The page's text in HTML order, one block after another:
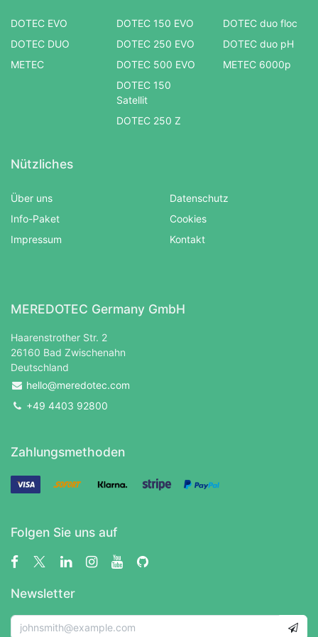
DOTEC EVO
DOTEC DUO
METEC
DOTEC 150 EVO
DOTEC 250 EVO
DOTEC 500 EVO
DOTEC 150
Satellit
DOTEC 250 Z
DOTEC duo floc
DOTEC duo pH
METEC 6000p
Nützliches
Über uns
Info-Paket
Impressum
Datenschutz
Cookies
Kontakt
MEREDOTEC Germany GmbH
Haarenstrother Str. 2
26160 Bad Zwischenahn
Deutschland
hello@meredotec.com
+49 4403 92800
Zahlungsmethoden
Folgen Sie uns auf
Newsletter